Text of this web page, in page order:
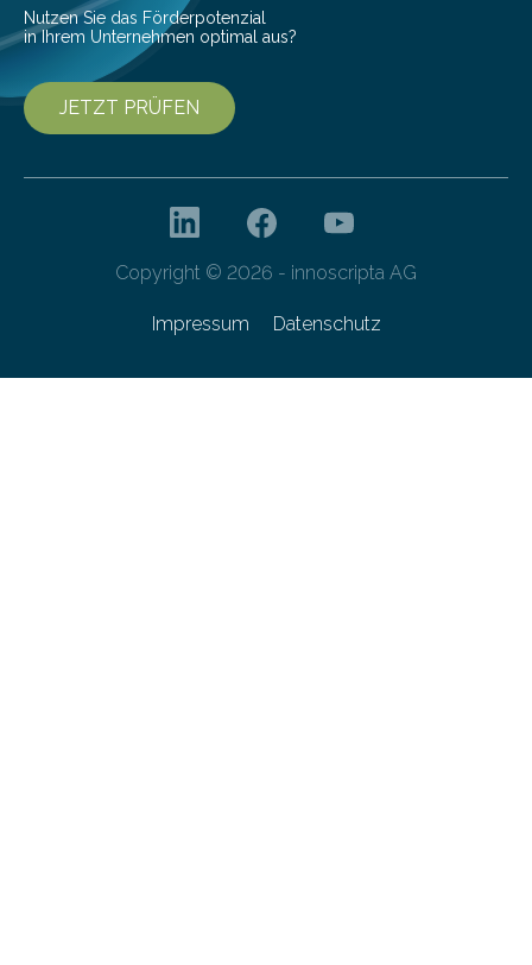
Nutzen Sie das Förderpotenzial
in Ihrem Unternehmen optimal aus?
JETZT PRÜFEN
Copyright © 2026 - innoscripta AG
Impressum Datenschutz